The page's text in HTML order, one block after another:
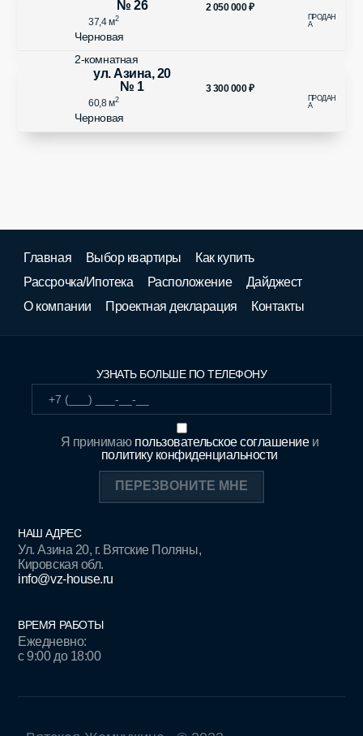
№ 26
37,4 м2
Черновая
2 050 000 ₽
ул. Азина, 20
№ 1
60,8 м2
2-комнатная
Черновая
3 300 000 ₽
Главная Выбор квартиры
Как купить
Рассрочка/Ипотека
Расположение
Дайджест
О компании
Проектная декларация Контакты
НАШ АДРЕС
Ул. Азина 20, г. Вятские Поляны,
Кировская обл.
info@vz-house.ru
ВРЕМЯ РАБОТЫ
Ежедневно:
c 9:00 до 18:00
УЗНАТЬ БОЛЬШЕ ПО ТЕЛЕФОНУ
Я принимаю пользовательское соглашениеи
политику конфиденциальности